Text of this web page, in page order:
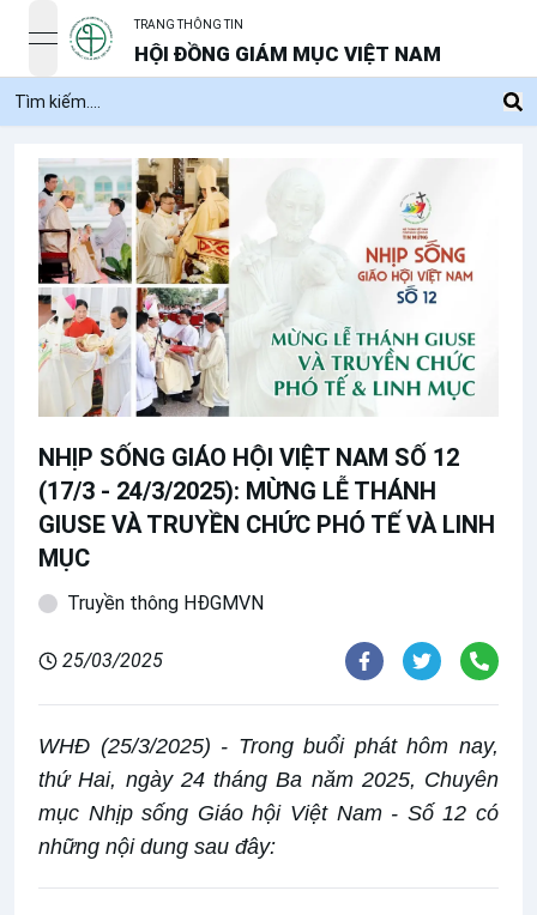
open navigation menu
TRANG THÔNG TIN
HỘI ĐỒNG GIÁM MỤC VIỆT NAM
NHỊP SỐNG GIÁO HỘI VIỆT NAM SỐ 12
(17/3 - 24/3/2025): MỪNG LỄ THÁNH
GIUSE VÀ TRUYỀN CHỨC PHÓ TẾ VÀ LINH
MỤC
Truyền thông HĐGMVN
25/03/2025
WHĐ (25/3/2025) - Trong buổi phát hôm nay,
thứ Hai, ngày 24 tháng Ba năm 2025, Chuyên
mục Nhịp sống Giáo hội Việt Nam - Số 12 có
những nội dung sau đây: